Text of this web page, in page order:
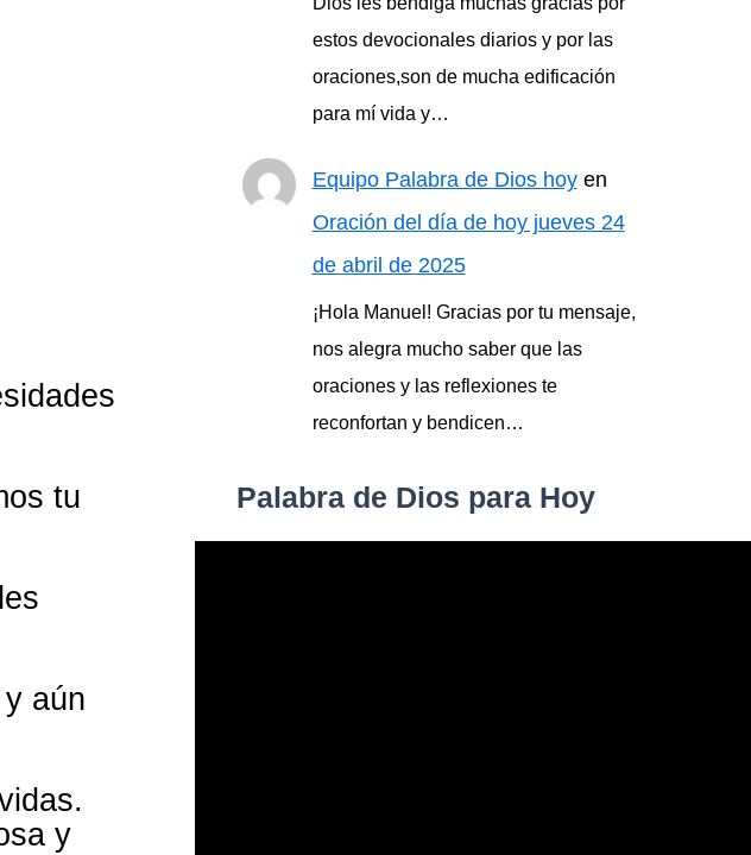
tu
aún
y
estos devocionales diarios y por las
oraciones,son de mucha edificación
para mí vida y…
Equipo Palabra de Dios hoyen
Oración del día de hoy jueves 24
de abril de 2025
¡Hola Manuel! Gracias por tu mensaje,
nos alegra mucho saber que las
oraciones y las reflexiones te
reconfortan y bendicen…
Palabra de Dios para Hoy